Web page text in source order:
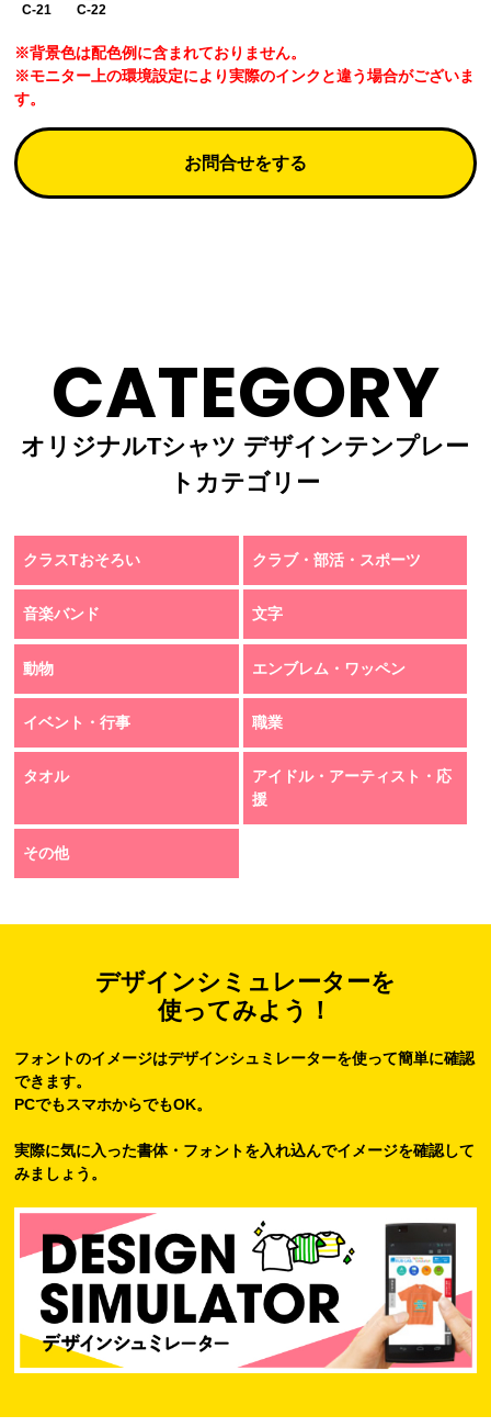
C-21 C-22
※背景色は配色例に含まれておりません。
※モニター上の環境設定により実際のインクと違う場合がございま
す。
お問合せをする
CATEGORY
オリジナルTシャツ デザインテンプレー
トカテゴリー
クラスTおそろい クラブ・部活・スポーツ
音楽バンド 文字
動物 エンブレム・ワッペン
イベント・行事 職業
タオル
アイドル・アーティスト・応
援
その他
デザインシミュレーターを
使ってみよう！
フォントのイメージはデザインシュミレーターを使って簡単に確認
できます。
PCでもスマホからでもOK。
実際に気に入った書体・フォントを入れ込んでイメージを確認して
みましょう。